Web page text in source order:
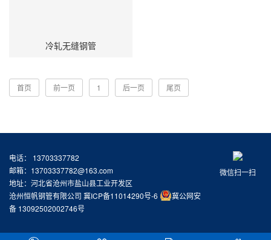
冷轧无缝钢管
首页 前一页 1 后一页 尾页
微信扫一扫
电话： 13703337782
邮箱：13703337782@163.com
地址：河北省沧州市盐山县工业开发区
沧州恒帆钢管有限公司 冀ICP备11014290号-6
冀公网安
备 13092502002746号